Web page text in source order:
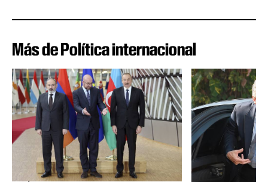
Más de Política internacional